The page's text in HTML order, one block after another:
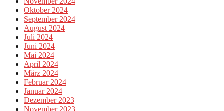
Oktober 2024
September 2024
August 2024
Juli 2024
Juni 2024
Mai 2024
April 2024
März 2024
Februar 2024
Januar 2024
Dezember 2023
November 2023